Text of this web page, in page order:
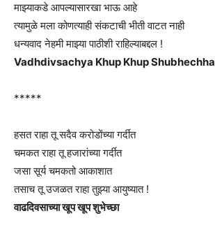
माझ्याकडे आपल्यासारखा भाऊ आहे
त्यामुळे मला कोणत्याही संकटाची भीती वाटत नाही
धन्यवाद नेहमी माझ्या पाठीशी राहिल्याबद्दल !
Vadhdivsachya Khup Khup Shubhechha
*****
हसत राहा तू सदैव करोडोंच्या गर्दीत
चमकत राहा तू हजारांच्या गर्दीत
जसा सूर्य चमकतो आकाशात
तसाच तू उजळत राहा तुझ्या आयुष्यात !
वाढदिवसाच्या खूप खूप शुभेच्छा